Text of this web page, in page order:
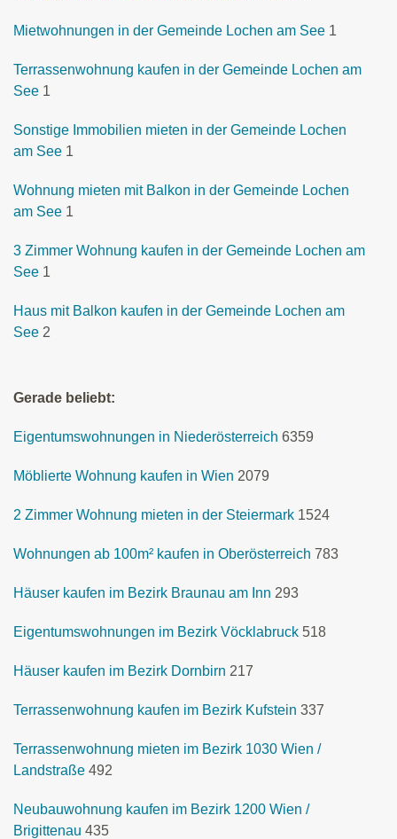
Mietwohnungen in der Gemeinde Lochen am See 1
Terrassenwohnung kaufen in der Gemeinde Lochen am
See 1
Sonstige Immobilien mieten in der Gemeinde Lochen
am See 1
Wohnung mieten mit Balkon in der Gemeinde Lochen
am See 1
3 Zimmer Wohnung kaufen in der Gemeinde Lochen am
See 1
Haus mit Balkon kaufen in der Gemeinde Lochen am
See 2
Gerade beliebt:
Eigentumswohnungen in Niederösterreich 6359
Möblierte Wohnung kaufen in Wien 2079
2 Zimmer Wohnung mieten in der Steiermark 1524
Wohnungen ab 100m² kaufen in Oberösterreich 783
Häuser kaufen im Bezirk Braunau am Inn 293
Eigentumswohnungen im Bezirk Vöcklabruck 518
Häuser kaufen im Bezirk Dornbirn 217
Terrassenwohnung kaufen im Bezirk Kufstein 337
Terrassenwohnung mieten im Bezirk 1030 Wien /
Landstraße 492
Neubauwohnung kaufen im Bezirk 1200 Wien /
Brigittenau 435